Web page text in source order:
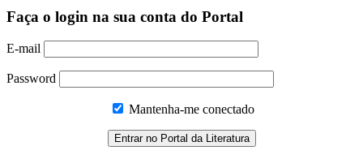
Faça o login na sua conta do Portal
E-mail
Password
Mantenha-me conectado